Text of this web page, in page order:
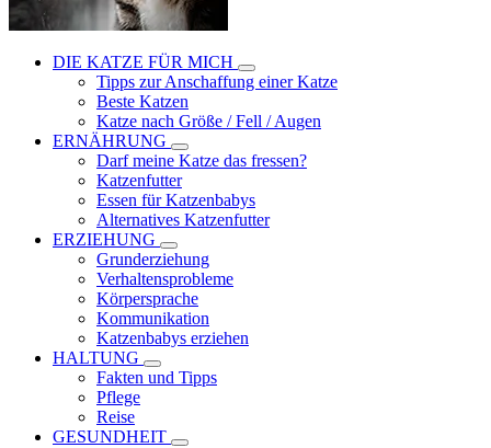
DIE KATZE FÜR MICH
Tipps zur Anschaffung einer Katze
Beste Katzen
Katze nach Größe / Fell / Augen
ERNÄHRUNG
Darf meine Katze das fressen?
Katzenfutter
Essen für Katzenbabys
Alternatives Katzenfutter
ERZIEHUNG
Grunderziehung
Verhaltensprobleme
Körpersprache
Kommunikation
Katzenbabys erziehen
HALTUNG
Fakten und Tipps
Pflege
Reise
GESUNDHEIT